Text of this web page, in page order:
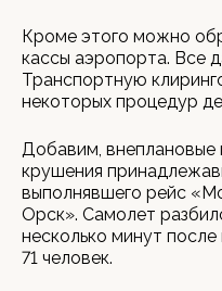
Кроме этого можно
кассы аэропорта. Все
Транспортную
некоторых процедур
Добавим, внеплановые
крушения
выполнявшего рейс
Орск». Самолет
несколько минут после
71 человек.